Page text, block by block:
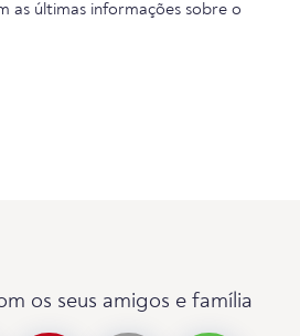
as últimas informações sobre o
os seus amigos e família